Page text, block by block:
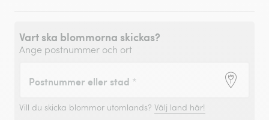
Vart ska blommorna skickas?
Ange postnummer och ort
Postnummer eller stad *
Vill du skicka blommor utomlands? Välj land här!